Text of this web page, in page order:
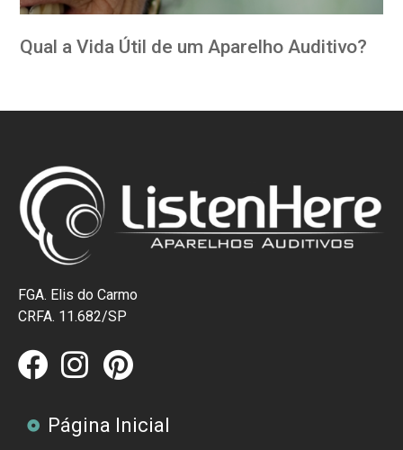
Qual a Vida Útil de um Aparelho Auditivo?
FGA. Elis do Carmo
CRFA. 11.682/SP
Página Inicial